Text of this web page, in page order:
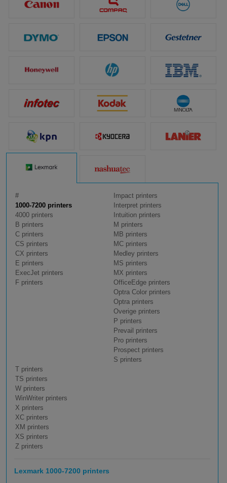
#
1000-7200 printers
4000 printers
B printers
C printers
CS printers
CX printers
E printers
ExecJet printers
F printers
Impact printers
Interpret printers
Intuition printers
M printers
MB printers
MC printers
Medley printers
MS printers
MX printers
OfficeEdge printers
Optra Color printers
Optra printers
Overige printers
P printers
Prevail printers
Pro printers
Prospect printers
S printers
T printers
TS printers
W printers
WinWriter printers
X printers
XC printers
XM printers
XS printers
Z printers
Lexmark 1000-7200 printers